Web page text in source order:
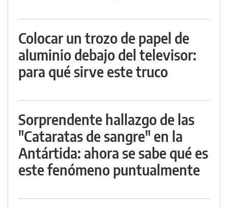
Colocar un trozo de papel de
aluminio debajo del televisor:
para qué sirve este truco
Sorprendente hallazgo de las
"Cataratas de sangre" en la
Antártida: ahora se sabe qué es
este fenómeno puntualmente